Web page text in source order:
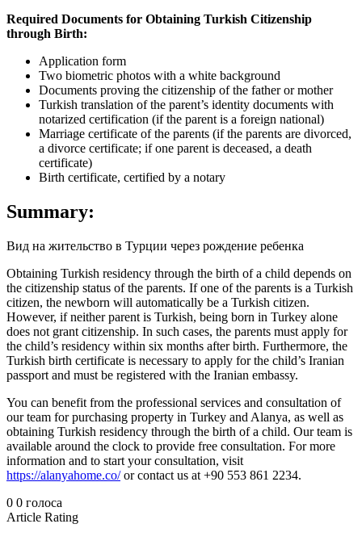
Required Documents for Obtaining Turkish Citizenship
through Birth:
Application form
Two biometric photos with a white background
Documents proving the citizenship of the father or mother
Turkish translation of the parent’s identity documents with
notarized certification (if the parent is a foreign national)
Marriage certificate of the parents (if the parents are divorced,
a divorce certificate; if one parent is deceased, a death
certificate)
Birth certificate, certified by a notary
Summary:
Вид на жительство в Турции через рождение ребенка
Obtaining Turkish residency through the birth of a child depends on
the citizenship status of the parents. If one of the parents is a Turkish
citizen, the newborn will automatically be a Turkish citizen.
However, if neither parent is Turkish, being born in Turkey alone
does not grant citizenship. In such cases, the parents must apply for
the child’s residency within six months after birth. Furthermore, the
Turkish birth certificate is necessary to apply for the child’s Iranian
passport and must be registered with the Iranian embassy.
You can benefit from the professional services and consultation of
our team for purchasing property in Turkey and Alanya, as well as
obtaining Turkish residency through the birth of a child. Our team is
available around the clock to provide free consultation. For more
information and to start your consultation, visit
https://alanyahome.co/or contact us at +90 553 861 2234.
0 0 голоса
Article Rating